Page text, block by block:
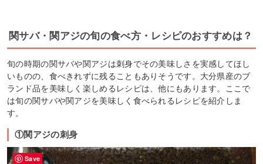
関サバ・関アジの旬の食べ方・レシピのおすすめは？
旬の時期の関サバや関アジは刺身でその美味しさを実感してほし
いものの、食べきれずに残ることもありそうです。大分県産のブ
ランド品を美味しく楽しめるレシピは、他にもあります。ここで
は旬の関サバや関アジを美味しく食べられるレシピを紹介しま
す。
①関アジの刺身
Save